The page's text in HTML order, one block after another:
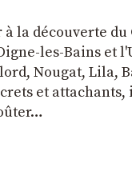
la découverte du
les-Bains et
Nougat, Lila,
et